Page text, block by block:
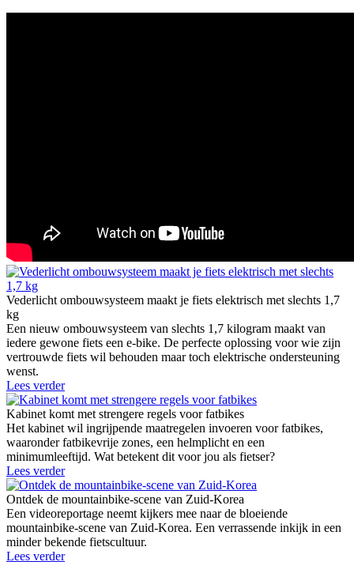
Vederlicht ombouwsysteem maakt je fiets elektrisch met slechts 1,7
kg
Een nieuw ombouwsysteem van slechts 1,7 kilogram maakt van
iedere gewone fiets een e-bike. De perfecte oplossing voor wie zijn
vertrouwde fiets wil behouden maar toch elektrische ondersteuning
wenst.
Lees verder
Kabinet komt met strengere regels voor fatbikes
Het kabinet wil ingrijpende maatregelen invoeren voor fatbikes,
waaronder fatbikevrije zones, een helmplicht en een
minimumleeftijd. Wat betekent dit voor jou als fietser?
Lees verder
Ontdek de mountainbike-scene van Zuid-Korea
Een videoreportage neemt kijkers mee naar de bloeiende
mountainbike-scene van Zuid-Korea. Een verrassende inkijk in een
minder bekende fietscultuur.
Lees verder